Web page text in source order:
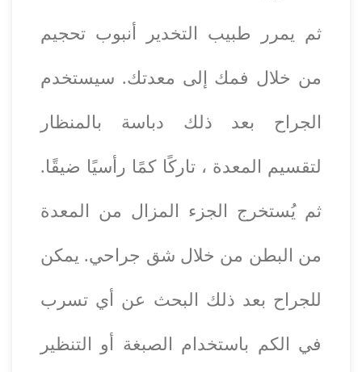
ثم يمرر طبيب التخدير أنبوب تحجيم
من خلال فمك إلى معدتك. سيستخدم
الجراح بعد ذلك دباسة بالمنظار
لتقسيم المعدة ، تاركًا كمًا رأسيًا ضيقًا.
ثم يُستخرج الجزء المزال من المعدة
من البطن من خلال شق جراحي. يمكن
للجراح بعد ذلك البحث عن أي تسرب
في الكم باستخدام الصبغة أو التنظير